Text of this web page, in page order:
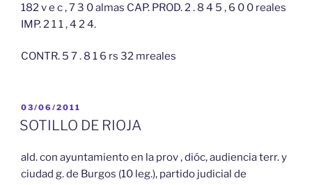
182 v e c , 7 3 0 almas CAP. PROD. 2 . 8 4 5 , 6 0 0 reales
IMP. 2 1 1 , 4 2 4.
CONTR. 5 7 . 8 1 6 rs 32 mreales
PUBLICADO
EL
03/06/2011
SOTILLO DE RIOJA
ald. con ayuntamiento en la prov , dióc, audiencia terr. y
ciudad g. de Burgos (10 leg.), partido judicial de